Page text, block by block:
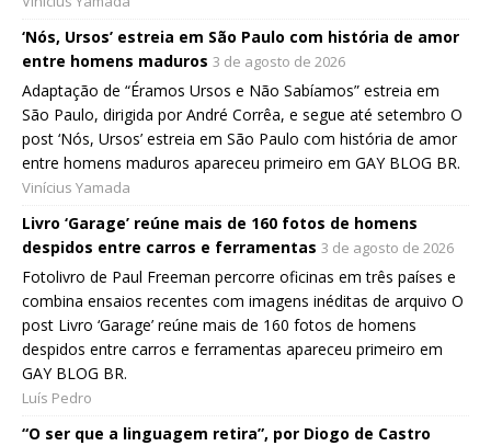
‘Nós, Ursos’ estreia em São Paulo com história de amor
entre homens maduros 3 de agosto de 2026
Adaptação de “Éramos Ursos e Não Sabíamos” estreia em
São Paulo, dirigida por André Corrêa, e segue até setembro O
post ‘Nós, Ursos’ estreia em São Paulo com história de amor
entre homens maduros apareceu primeiro em GAY BLOG BR.
Vinícius Yamada
Livro ‘Garage’ reúne mais de 160 fotos de homens
despidos entre carros e ferramentas 3 de agosto de 2026
Fotolivro de Paul Freeman percorre oficinas em três países e
combina ensaios recentes com imagens inéditas de arquivo O
post Livro ‘Garage’ reúne mais de 160 fotos de homens
despidos entre carros e ferramentas apareceu primeiro em
GAY BLOG BR.
Luís Pedro
“O ser que a linguagem retira”, por Diogo de Castro